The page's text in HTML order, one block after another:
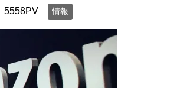
5558PV 情報